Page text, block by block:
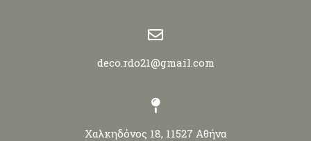
deco.rdo21@gmail.com
Χαλκηδόνος 18, 11527 Αθήνα